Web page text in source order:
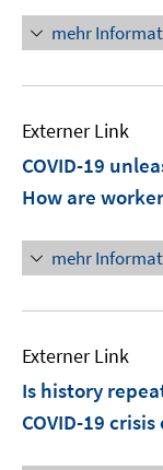
mehr
Externer Link
COVID-19
How are
mehr
Externer Link
Is history
COVID-19